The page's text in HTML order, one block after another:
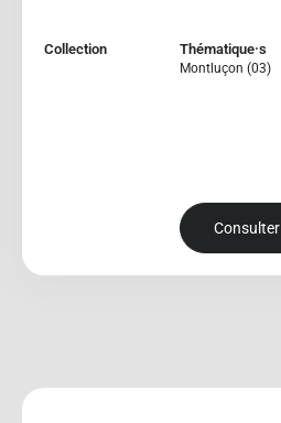
Collection Thématique·s
Montluçon (03)
Consulter